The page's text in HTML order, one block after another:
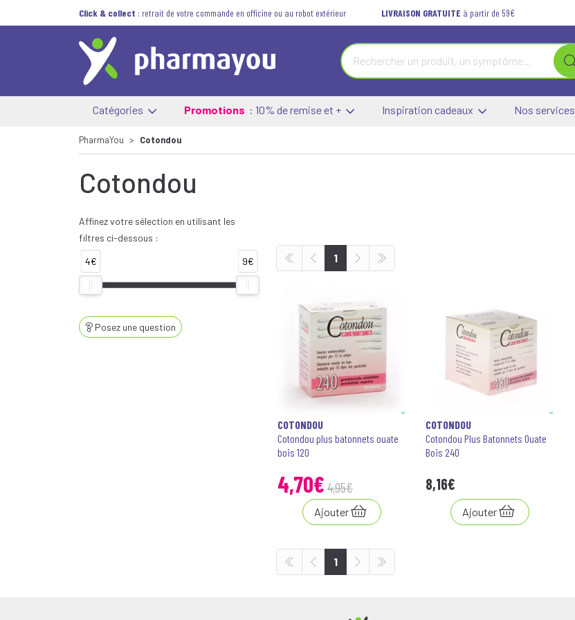
Click & collect : retrait de votre commande en officine ou au robot extérieur LIVRAISON GRATUITE à partir de 59€
Catégories Promotions : 10% de remise et + Inspiration cadeaux Nos services
PharmaYou Cotondou
Cotondou
1
COTONDOU
Cotondou plus batonnets ouate
bois 120
4,70€ 4,95€
Ajouter
COTONDOU
Cotondou Plus Batonnets Ouate
Bois 240
8,16€
Ajouter
1
Affinez votre sélection en utilisant les
filtres ci-dessous :
4€
9€
Posez une question